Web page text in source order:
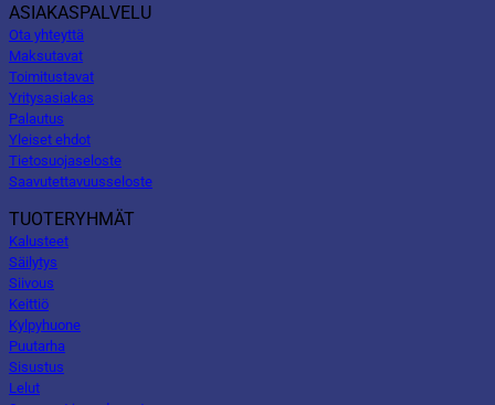
ASIAKASPALVELU
Ota yhteyttä
Maksutavat
Toimitustavat
Yritysasiakas
Palautus
Yleiset ehdot
Tietosuojaseloste
Saavutettavuusseloste
TUOTERYHMÄT
Kalusteet
Säilytys
Siivous
Keittiö
Kylpyhuone
Puutarha
Sisustus
Lelut